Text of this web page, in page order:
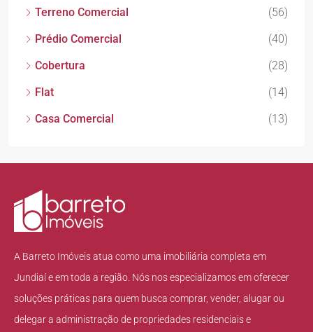
Terreno Comercial
(56)
Prédio Comercial
(40)
Cobertura
(28)
Flat
(14)
Casa Comercial
(13)
A Barreto Imóveis atua como uma imobiliária completa em
Jundiaí e em toda a região. Nós nos especializamos em oferecer
soluções práticas para quem busca comprar, vender, alugar ou
delegar a administração de propriedades residenciais e